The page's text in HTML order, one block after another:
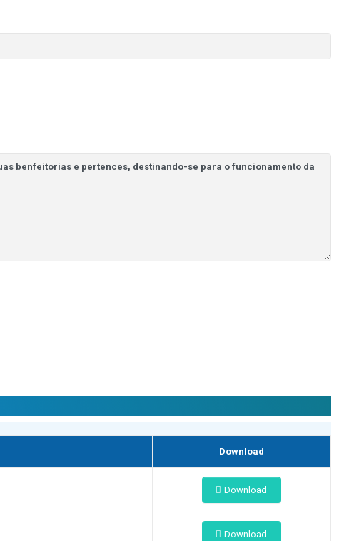
Download
Download
Download